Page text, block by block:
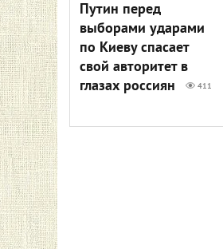
Путин перед
выборами ударами
по Киеву спасает
свой авторитет в
глазах россиян
411